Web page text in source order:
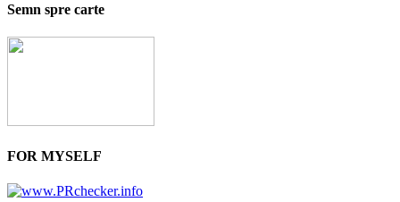
Semn spre carte
FOR MYSELF